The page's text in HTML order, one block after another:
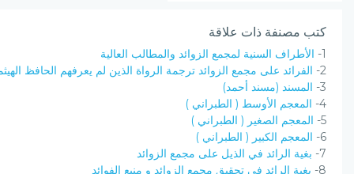
كتب مصنفة ذات علاقة
1- الأطراف السنية لمجمع الزوائد والمطالب العالية
2- الفرائد على مجمع الزوائد ترجمة الرواة الذين لم يعرفهم الحافظ
3- المسند (مسند أحمد)
4- المعجم الأوسط ( الطبراني )
5- المعجم الصغير ( الطبراني )
6-
المعجم الكبير ( الطبراني )
7-
بغية الرائد في الذيل على مجمع الزوائد
8-
بغية الرائد فى تحقيق مجمع الزوائد و منبع الفوائد